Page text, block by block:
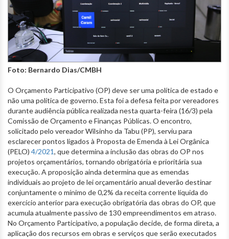
Foto: Bernardo Dias/CMBH
O Orçamento Participativo (OP) deve ser uma política de estado e
não uma política de governo. Esta foi a defesa feita por vereadores
durante audiência pública realizada nesta quarta-feira (16/3) pela
Comissão de Orçamento e Finanças Públicas. O encontro,
solicitado pelo vereador Wilsinho da Tabu (PP), serviu para
esclarecer pontos ligados à Proposta de Emenda à Lei Orgânica
(PELO) 4/2021, que determina a inclusão das obras do OP nos
projetos orçamentários, tornando obrigatória e prioritária sua
execução. A proposição ainda determina que as emendas
individuais ao projeto de lei orçamentário anual deverão destinar
conjuntamente o mínimo de 0,2% da receita corrente líquida do
exercício anterior para execução obrigatória das obras do OP, que
acumula atualmente passivo de 130 empreendimentos em atraso.
No Orçamento Participativo, a população decide, de forma direta, a
aplicação dos recursos em obras e serviços que serão executados